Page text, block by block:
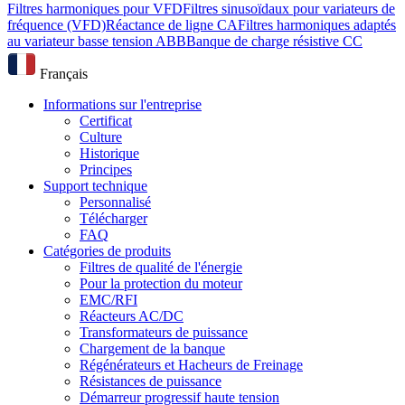
Filtres harmoniques pour VFDFiltres sinusoïdaux pour variateurs de
fréquence (VFD)Réactance de ligne CAFiltres harmoniques adaptés
au variateur basse tension ABBBanque de charge résistive CC
Français
Informations sur l'entreprise
Certificat
Culture
Historique
Principes
Support technique
Personnalisé
Télécharger
FAQ
Catégories de produits
Filtres de qualité de l'énergie
Pour la protection du moteur
EMC/RFI
Réacteurs AC/DC
Transformateurs de puissance
Chargement de la banque
Régénérateurs et Hacheurs de Freinage
Résistances de puissance
Démarreur progressif haute tension